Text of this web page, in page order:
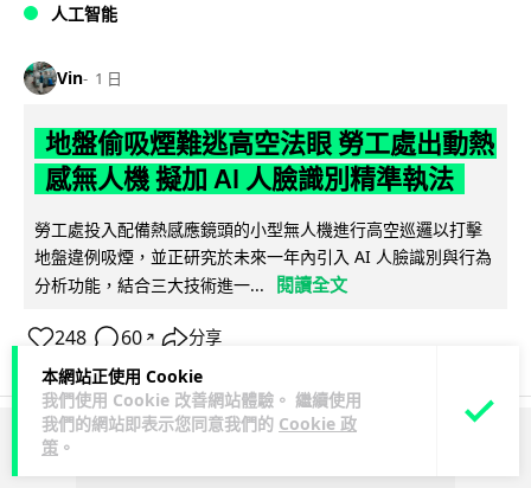
本網站正使用 Cookie
我們使用 Cookie 改善網站體驗。 繼續使用
我們的網站即表示您同意我們的 Cookie 政
策 。
人工智能
Vin 1 日
地盤偷吸煙難逃高空法眼 勞工處出動熱
感無人機 擬加 AI 人臉識別精準執法
勞工處投入配備熱感應鏡頭的小型無人機進行高空巡邏以打擊
地盤違例吸煙，並正研究於未來一年內引入 AI 人臉識別與行為
分析功能，結合三大技術進一...
閱讀全文
248 60 ↗ 分享